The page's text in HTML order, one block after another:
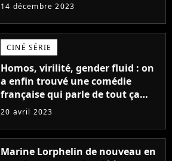
14 décembre 2023
CINÉ SÉRIE
Homos, virilité, gender fluid : on
a enfin trouvé une comédie
française qui parle de tout ça
sans être super ringarde
20 avril 2023
Marine Lorphelin de nouveau en